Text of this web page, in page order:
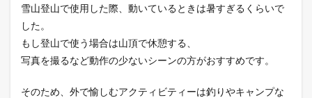
雪山登山で使用した際、動いているときは暑すぎるくらいで
した。
もし登山で使う場合は山頂で休憩する、
写真を撮るなど動作の少ないシーンの方がおすすめです。
そのため、外で愉しむアクティビティーは釣りやキャンプな